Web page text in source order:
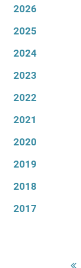
2026
2025
2024
2023
2022
2021
2020
2019
2018
2017